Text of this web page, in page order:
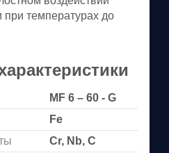
температурах до
MF 6 – 60 - G
Fe
Cr, Nb, C